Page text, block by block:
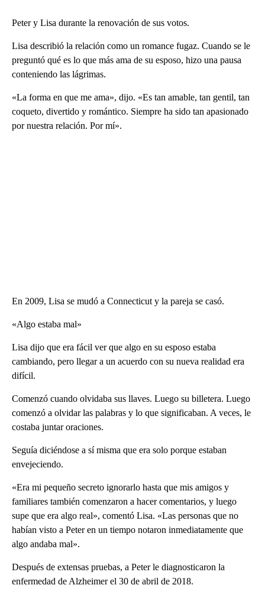
Peter y Lisa durante la renovación de sus votos.
Lisa describió la relación como un romance fugaz. Cuando se le
preguntó qué es lo que más ama de su esposo, hizo una pausa
conteniendo las lágrimas.
«La forma en que me ama», dijo. «Es tan amable, tan gentil, tan
coqueto, divertido y romántico. Siempre ha sido tan apasionado
por nuestra relación. Por mí».
En 2009, Lisa se mudó a Connecticut y la pareja se casó.
«Algo estaba mal»
Lisa dijo que era fácil ver que algo en su esposo estaba
cambiando, pero llegar a un acuerdo con su nueva realidad era
difícil.
Comenzó cuando olvidaba sus llaves. Luego su billetera. Luego
comenzó a olvidar las palabras y lo que significaban. A veces, le
costaba juntar oraciones.
Seguía diciéndose a sí misma que era solo porque estaban
envejeciendo.
«Era mi pequeño secreto ignorarlo hasta que mis amigos y
familiares también comenzaron a hacer comentarios, y luego
supe que era algo real», comentó Lisa. «Las personas que no
habían visto a Peter en un tiempo notaron inmediatamente que
algo andaba mal».
Después de extensas pruebas, a Peter le diagnosticaron la
enfermedad de Alzheimer el 30 de abril de 2018.